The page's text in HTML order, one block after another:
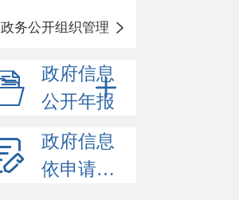
政务公开组织管理
政府信息
公开年报
政府信息
依申请公开